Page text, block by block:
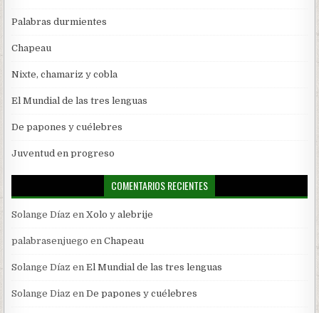
Palabras durmientes
Chapeau
Nixte, chamariz y cobla
El Mundial de las tres lenguas
De papones y cuélebres
Juventud en progreso
COMENTARIOS RECIENTES
Solange Díaz enXolo y alebrije
palabrasenjuego enChapeau
Solange Díaz enEl Mundial de las tres lenguas
Solange Diaz enDe papones y cuélebres